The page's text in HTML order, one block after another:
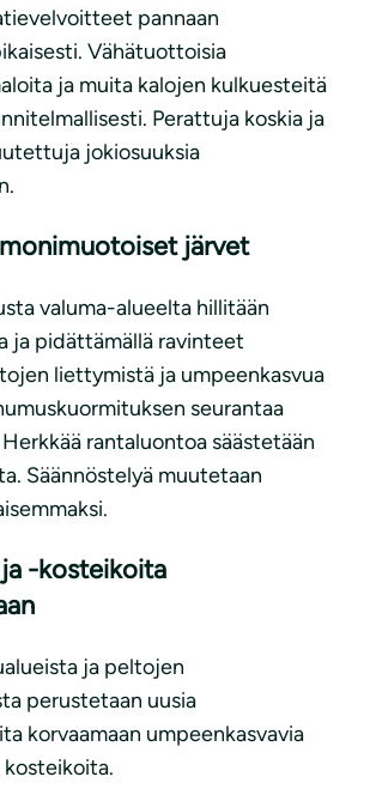
pannaan
Vähätuottoisia
ja muita kalojen kulkuesteitä
Perattuja koskia ja
jokiosuuksia
järvet
valuma-alueelta hillitään
ja pidättämällä ravinteet
liettymistä ja umpeenkasvua
seurantaa
rantaluontoa säästetään
Säännöstelyä muutetaan
-kosteikoita
ja peltojen
perustetaan uusia
korvaamaan umpeenkasvavia